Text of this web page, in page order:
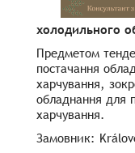
холодильного
Предметом
постачання
харчування,
обладнання для
харчування.
Замовник: